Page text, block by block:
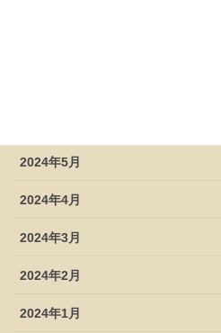
2024年5月
2024年4月
2024年3月
2024年2月
2024年1月